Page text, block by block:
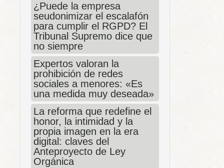
¿Puede la empresa
seudonimizar el escalafón
para cumplir el RGPD? El
Tribunal Supremo dice que
no siempre
Expertos valoran la
prohibición de redes
sociales a menores: «Es
una medida muy deseada»
La reforma que redefine el
honor, la intimidad y la
propia imagen en la era
digital: claves del
Anteproyecto de Ley
Orgánica